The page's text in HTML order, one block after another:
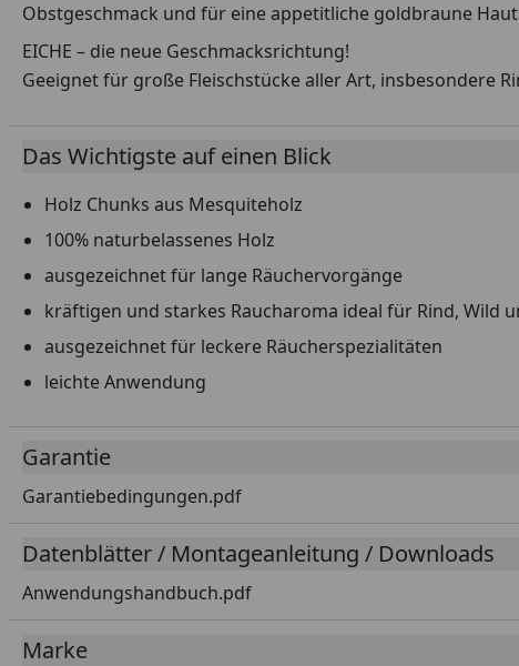
Obstgeschmack und für eine appetitliche goldbraune
EICHE – die neue Geschmacksrichtung!
Geeignet für große Fleischstücke aller Art, insbesondere
Das Wichtigste auf einen Blick
Holz Chunks aus Mesquiteholz
100% naturbelassenes Holz
ausgezeichnet für lange Räuchervorgänge
kräftigen und starkes Raucharoma ideal für Rind, Wild
ausgezeichnet für leckere Räucherspezialitäten
leichte Anwendung
Garantie
Garantiebedingungen.pdf
Datenblätter / Montageanleitung / Downloads
Anwendungshandbuch.pdf
Marke